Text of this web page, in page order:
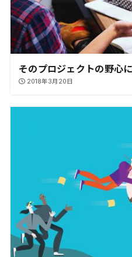
そのプロジェクトの野心
2018年3月20日